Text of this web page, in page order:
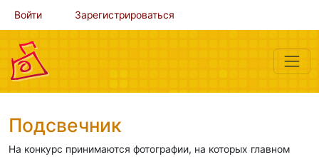
Войти Зарегистрироваться
Подсвечник
На конкурс принимаются фотографии, на которых главном